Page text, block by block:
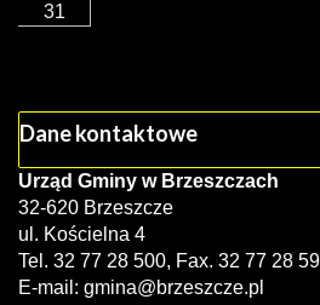
31
Dane kontaktowe
Urząd Gminy w Brzeszczach
32-620 Brzeszcze
ul. Kościelna 4
Tel. 32 77 28 500, Fax. 32 77 28
E-mail: gmina@brzeszcze.pl